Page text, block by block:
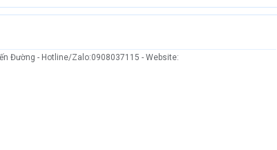
Đường - Hotline/Zalo:0908037115 - Website: